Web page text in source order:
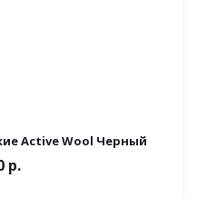
Active Wool Черный
р.